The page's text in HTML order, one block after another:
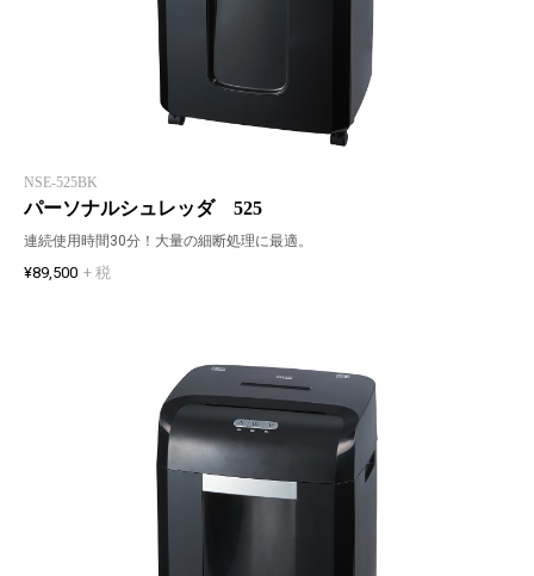
NSE-525BK
パーソナルシュレッダ 525
連続使用時間30分！大量の細断処理に最適。
¥89,500 + 税